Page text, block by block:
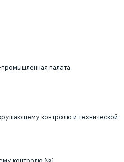
палата
контролю и технической
контролю №1